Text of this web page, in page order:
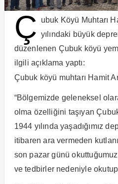
Ç
ubuk Köyü Muhtarı
yılındaki büyük
düzenlenen Çubuk köyü
ilgili açıklama yaptı:
Çubuk köyü muhtarı Hamit
“Bölgemizde geleneksel
olma özelliğini taşıyan
1944 yılında yaşadığımız
itibaren ara vermeden
son pazar günü
ve tedbirler nedeniyle